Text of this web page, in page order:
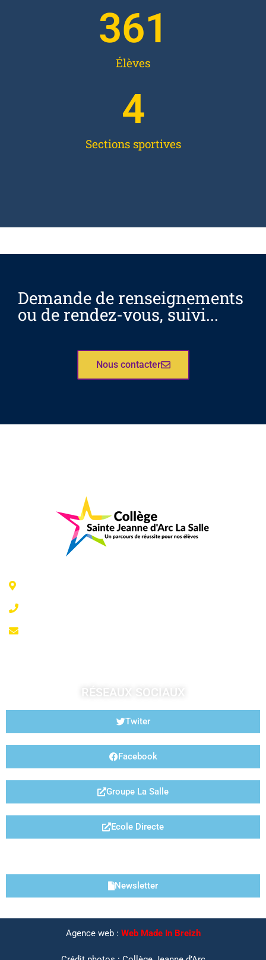
Élèves
461
Sections sportives
6
Demande de renseignements
ou de rendez-vous, suivi...
Nous contacter
RÉSEAUX SOCIAUX
Twiter
Facebook
Groupe La Salle
Ecole Directe
Newsletter
Agence web : Web Made In Breizh